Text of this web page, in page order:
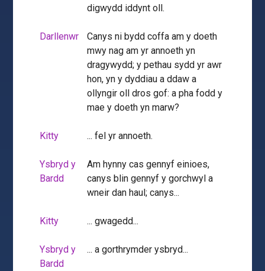
digwydd iddynt oll.
Darllenwr
Canys ni bydd coffa am y doeth
mwy nag am yr annoeth yn
dragywydd; y pethau sydd yr awr
hon, yn y dyddiau a ddaw a
ollyngir oll dros gof: a pha fodd y
mae y doeth yn marw?
Kitty ... fel yr annoeth.
Ysbryd y
Bardd
Am hynny cas gennyf einioes,
canys blin gennyf y gorchwyl a
wneir dan haul; canys...
Kitty ... gwagedd...
Ysbryd y
Bardd
... a gorthrymder ysbryd...